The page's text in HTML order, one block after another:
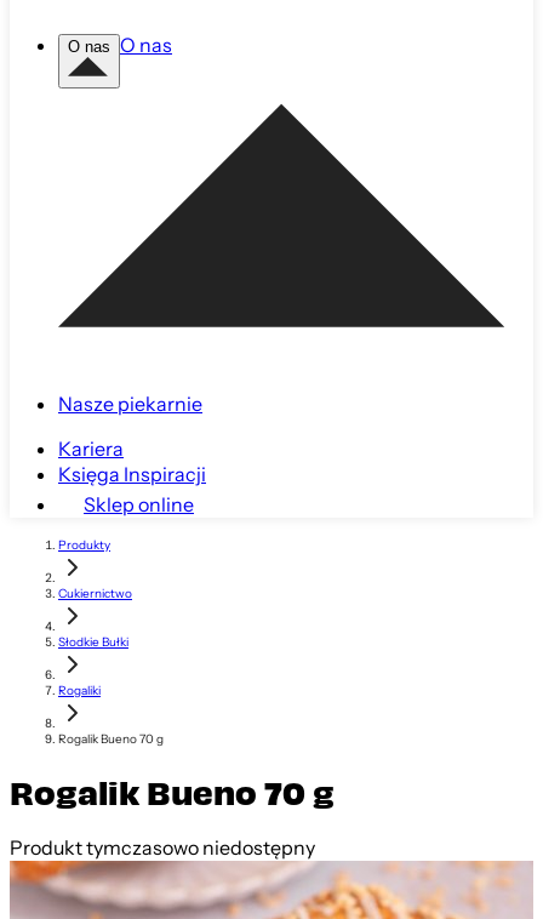
O nas O nas
Nasze piekarnie
Kariera
Księga Inspiracji
Sklep online
Produkty
Cukiernictwo
Słodkie Bułki
Rogaliki
Rogalik Bueno 70 g
Rogalik Bueno 70 g
Produkt tymczasowo niedostępny